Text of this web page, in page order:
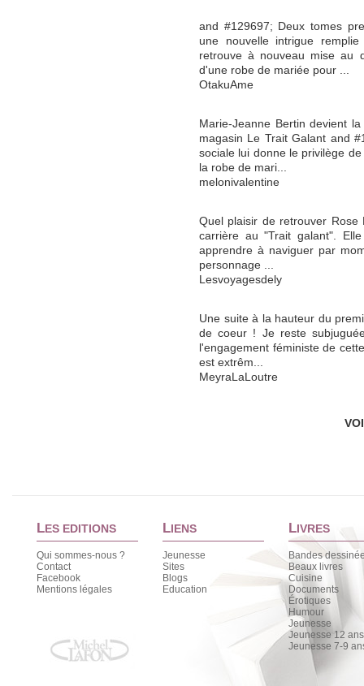
and #129697; Deux tomes
une nouvelle intrigue
retrouve à nouveau mise au
d'une robe de mariée pour ...
OtakuAme
Marie-Jeanne Bertin devient
magasin Le Trait Galant and
sociale lui donne le privilège
la robe de mari...
melonivalentine
Quel plaisir de retrouver
carrière au "Trait galant".
apprendre à naviguer par
personnage ...
Lesvoyagesdely
Une suite à la hauteur du
de coeur ! Je reste
l'engagement féministe de
est extrêm...
MeyraLaLoutre
LES EDITIONS
Qui sommes-nous ?
Contact
Facebook
Mentions légales
LIENS
Jeunesse
Sites
Blogs
Education
LIVRES
Bandes
Beaux livres
Cuisine
Documents
Érotiques
Humour
Jeunesse
Jeunesse 12
Jeunesse 7-9